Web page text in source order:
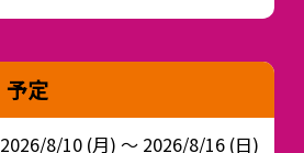
予定
2026/8/10 (月) ～ 2026/8/16 (日)